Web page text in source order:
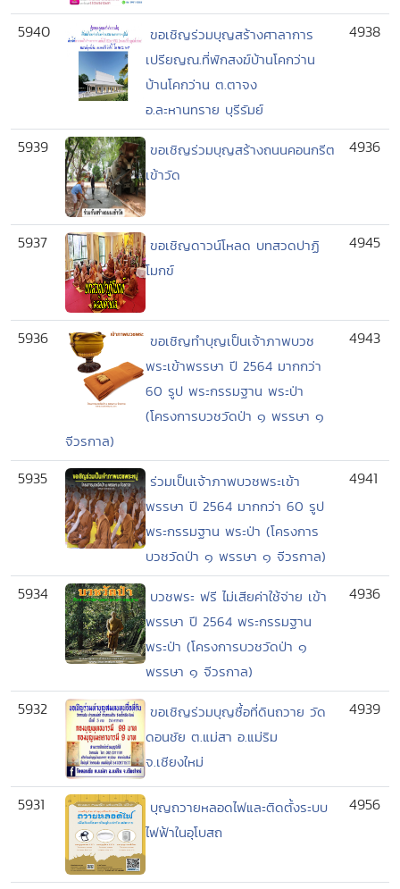
5940
ขอเชิญร่วมบุญสร้างศาลาการ
เปรียญณ.ที่พักสงฆ์บ้านโคกว่าน
บ้านโคกว่าน ต.ตาจง
อ.ละหานทราย บุรีรัมย์
4938
5939
ขอเชิญร่วมบุญสร้างถนนคอนกรีต
เข้าวัด
4936
5937
ขอเชิญดาวน์โหลด บทสวดปาฏิ
โมกข์
4945
5936
ขอเชิญทำบุญเป็นเจ้าภาพบวช
พระเข้าพรรษา ปี 2564 มากกว่า
60 รูป พระกรรมฐาน พระป่า
(โครงการบวชวัดป่า ๑ พรรษา ๑
จีวรกาล)
4943
5935
ร่วมเป็นเจ้าภาพบวชพระเข้า
พรรษา ปี 2564 มากกว่า 60 รูป
พระกรรมฐาน พระป่า (โครงการ
บวชวัดป่า ๑ พรรษา ๑ จีวรกาล)
4941
5934
บวชพระ ฟรี ไม่เสียค่าใช้จ่าย เข้า
พรรษา ปี 2564 พระกรรมฐาน
พระป่า (โครงการบวชวัดป่า ๑
พรรษา ๑ จีวรกาล)
4936
5932
ขอเชิญร่วมบุญซื้อที่ดินถวาย วัด
ดอนชัย ต.แม่สา อ.แม่ริม
จ.เชียงใหม่
4939
5931
บุญถวายหลอดไฟและติดตั้งระบบ
ไฟฟ้าในอุโบสถ
4956